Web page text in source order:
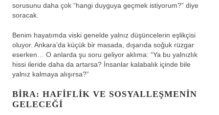
sorusunu daha çok “hangi duyguya geçmek istiyorum?” diye
soracak.
Benim hayatımda viski genelde yalnız düşüncelerin eşlikçisi
oluyor. Ankara’da küçük bir masada, dışarıda soğuk rüzgar
eserken… O anlarda şu soru geliyor aklıma: “Ya bu yalnızlık
hissi ileride daha da artarsa? İnsanlar kalabalık içinde bile
yalnız kalmaya alışırsa?”
BIRA: HAFIFLIK VE SOSYALLEŞMENIN
GELECEĞI